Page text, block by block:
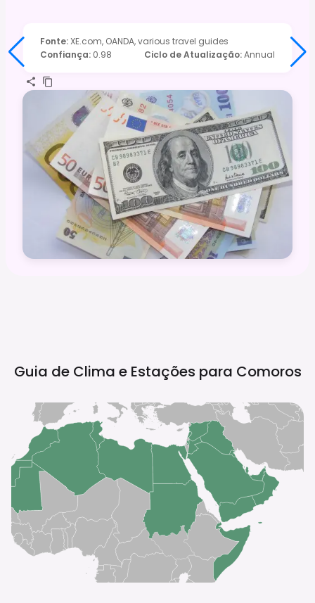
Fonte:XE.com, OANDA, various travel guides
Confiança: 0.98 Ciclo de Atualização:Annual
Guia de Clima e Estações para Comoros